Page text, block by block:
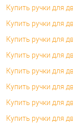
Купить ручки для
Купить ручки для
Купить ручки для
Купить ручки для
Купить ручки для
Купить ручки для
Купить ручки для
Купить ручки для